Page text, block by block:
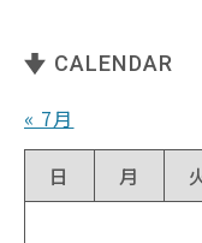
CALENDAR
« 7月
日
月